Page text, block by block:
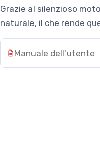
Grazie al silenzioso
naturale, il che rende
Manuale dell'utente